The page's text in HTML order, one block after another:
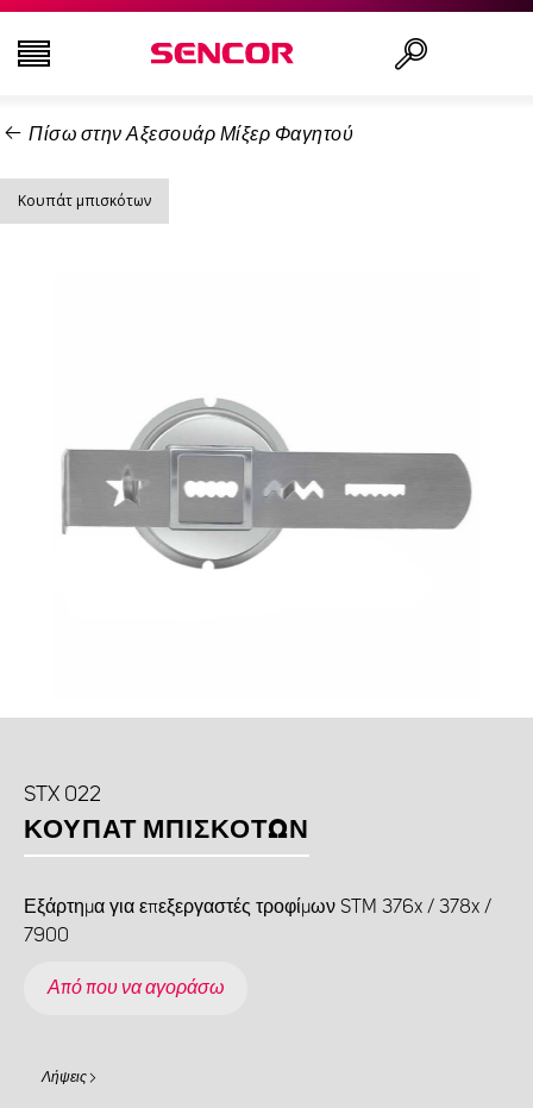
ΤΗΛΕΟΡΆΣΕΙΣ
ΕΙΚΌΝΑ & ΉΧΟΣ
ΥΓΕΊΑ ΚΑΙ ΟΜΟΡΦΙΆ
ΕΊΔΗ ΓΡΑΦΕΊΟΥ ΚΑΙ ΚΑΛΏΔΙΑ
Πίσω στην Αξεσουάρ Μίξερ Φαγητού
Κουπάτ μπισκότων
STX 022
ΚΟΥΠΆΤ ΜΠΙΣΚΌΤΩΝ
Εξάρτημα για επεξεργαστές τροφίμων STM 376x / 378x /
7900
Από που να αγοράσω
Λήψεις